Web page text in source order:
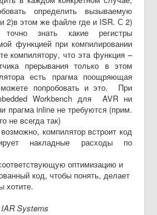
определить вызываемую
2)в этом же файле где и ISR. С 2)
знать какие регистры
функцией при компилировании
компилятору, что эта функция –
прерывания только в этом
есть прагма поощряющая
попробовать и это. При
Workbench для AVR ни
прагма inline не требуются (прим.
не всегда так)
компилятор встроит код
накладные расходы по
оптимизацию и
код, чтобы понять, делает
хотите.
Systems